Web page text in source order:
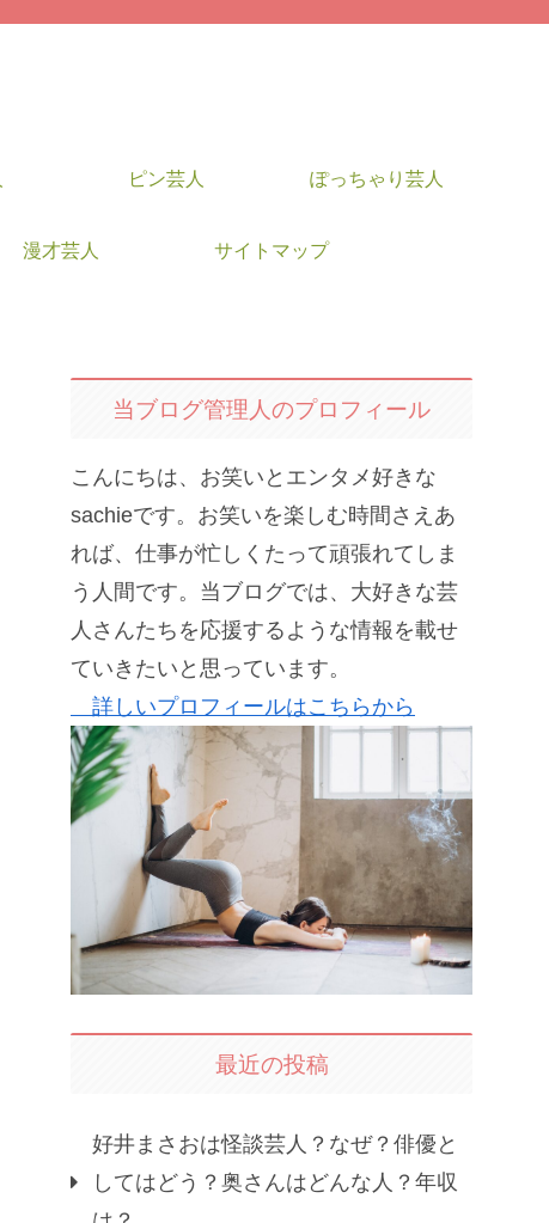
ピン芸人 ぽっちゃり芸人
漫才芸人 サイトマップ
当ブログ管理人のプロフィール
こんにちは、お笑いとエンタメ好きな
sachieです。お笑いを楽しむ時間さえあ
れば、仕事が忙しくたって頑張れてしま
う人間です。当ブログでは、大好きな芸
人さんたちを応援するような情報を載せ
ていきたいと思っています。
詳しいプロフィールはこちらから
最近の投稿
好井まさおは怪談芸人？なぜ？俳優と
してはどう？奥さんはどんな人？年収